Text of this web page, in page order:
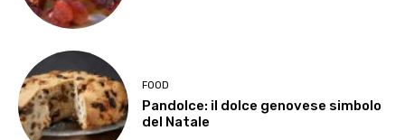
FOOD
Pandolce: il dolce genovese simbolo
del Natale